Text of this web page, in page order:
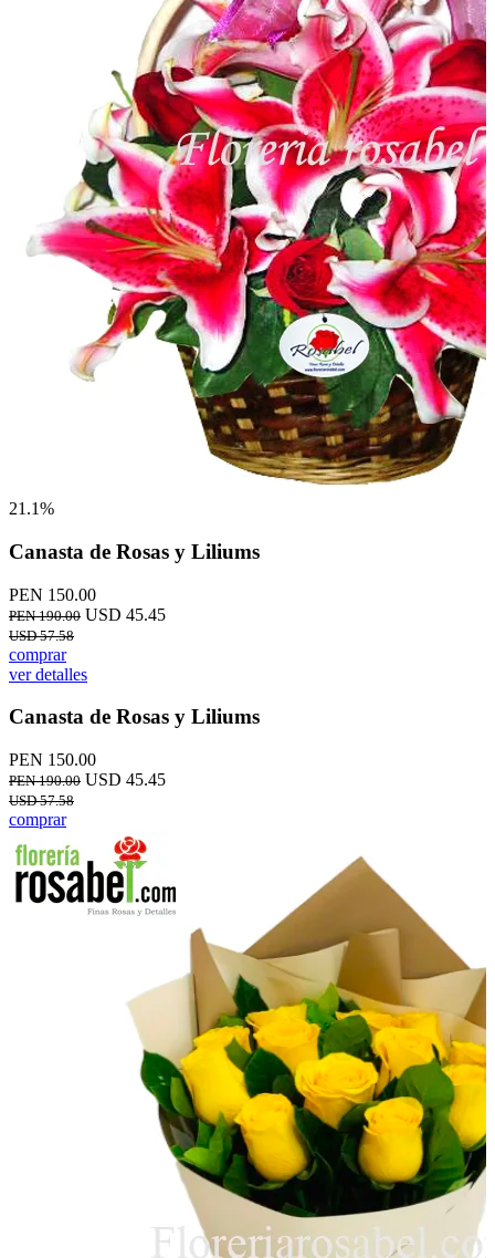
21.1%
Canasta de Rosas y Liliums
PEN 150.00
PEN 190.00 USD 45.45
USD 57.58
comprar
ver detalles
Canasta de Rosas y Liliums
PEN 150.00
PEN 190.00 USD 45.45
USD 57.58
comprar